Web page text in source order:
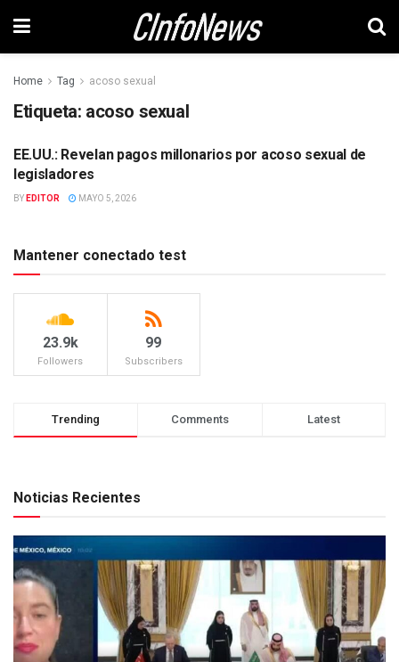
Home Tag acoso sexual
Etiqueta: acoso sexual
INTERNACIONAL
EE.UU.: Revelan pagos millonarios por acoso sexual de
legisladores
BY EDITOR MAYO 5, 2026
Mantener conectado test
23.9k
Followers
99
Subscribers
Trending Comments Latest
Noticias Recientes